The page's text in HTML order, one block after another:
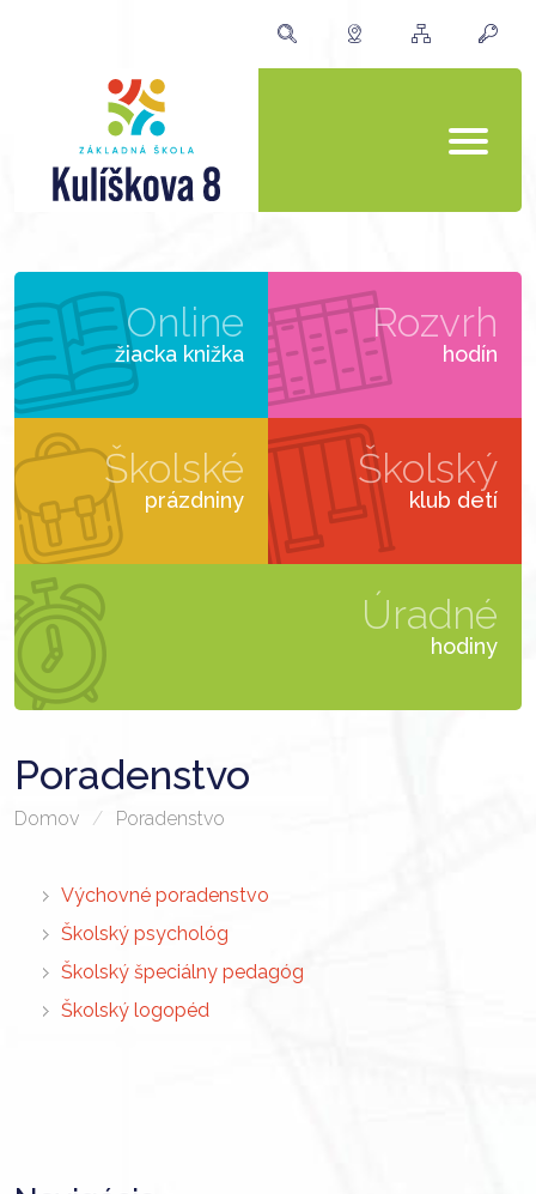
Online
žiacka knižka
Rozvrh
hodín
Školské
prázdniny
Školský
klub detí
Úradné
hodiny
Poradenstvo
Domov Poradenstvo
Výchovné poradenstvo
Školský psychológ
Školský špeciálny pedagóg
Školský logopéd